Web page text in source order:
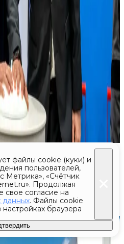
поставили
файлы cookie (куки) и
пользователей,
Метрика», «Счётчик
Продолжая
свое согласие на
данных. Файлы cookie
браузера